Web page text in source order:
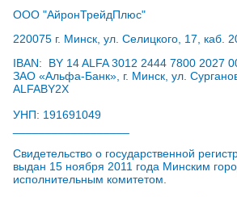
ООО "АйронТрейдПлюс"
220075 г. Минск, ул. Селицкого, 17, каб.
IBAN: BY 14 ALFA 3012 2444 7800 2027
ЗАО «Альфа-Банк», г. Минск, ул.
ALFABY2X
УНП: 191691049
Свидетельство о государственной
выдан 15 ноября 2011 года Минским
исполнительным комитетом.